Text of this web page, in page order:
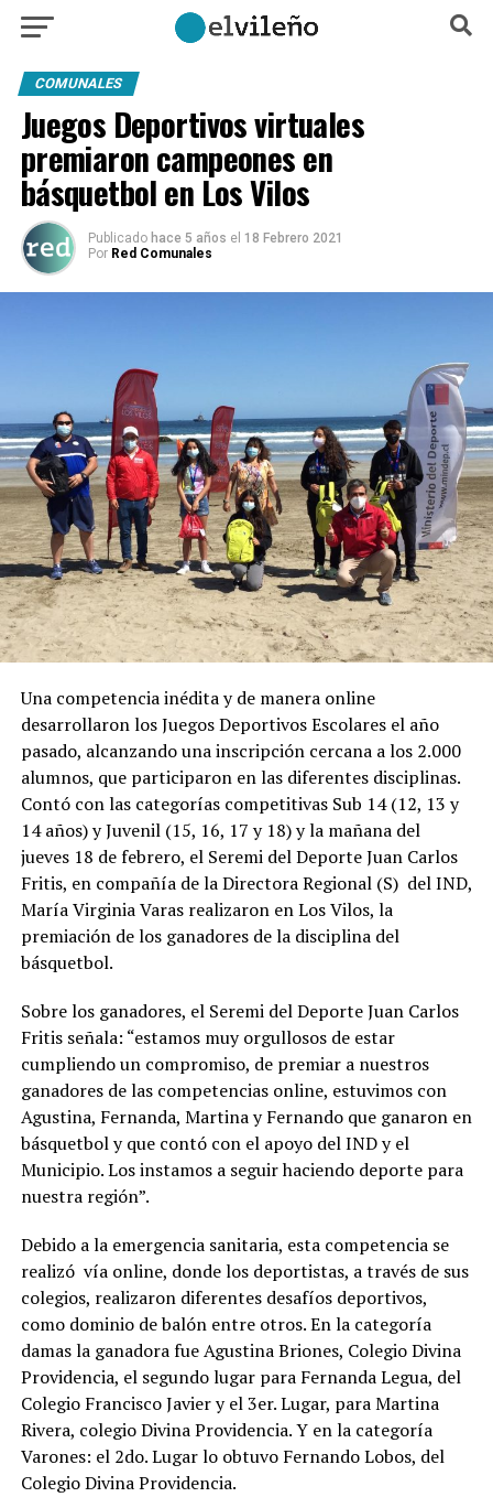
COMUNALES
Juegos Deportivos virtuales
premiaron campeones en
básquetbol en Los Vilos
Publicado hace 5 años el 18 Febrero 2021
Por Red Comunales
Una competencia inédita y de manera online
desarrollaron los Juegos Deportivos Escolares el año
pasado, alcanzando una inscripción cercana a los 2.000
alumnos, que participaron en las diferentes disciplinas.
Contó con las categorías competitivas Sub 14 (12, 13 y
14 años) y Juvenil (15, 16, 17 y 18) y la mañana del
jueves 18 de febrero, el Seremi del Deporte Juan Carlos
Fritis, en compañía de la Directora Regional (S) del IND,
María Virginia Varas realizaron en Los Vilos, la
premiación de los ganadores de la disciplina del
básquetbol.
Sobre los ganadores, el Seremi del Deporte Juan Carlos
Fritis señala: “estamos muy orgullosos de estar
cumpliendo un compromiso, de premiar a nuestros
ganadores de las competencias online, estuvimos con
Agustina, Fernanda, Martina y Fernando que ganaron en
básquetbol y que contó con el apoyo del IND y el
Municipio. Los instamos a seguir haciendo deporte para
nuestra región”.
Debido a la emergencia sanitaria, esta competencia se
realizó vía online, donde los deportistas, a través de sus
colegios, realizaron diferentes desafíos deportivos,
como dominio de balón entre otros. En la categoría
damas la ganadora fue Agustina Briones, Colegio Divina
Providencia, el segundo lugar para Fernanda Legua, del
Colegio Francisco Javier y el 3er. Lugar, para Martina
Rivera, colegio Divina Providencia. Y en la categoría
Varones: el 2do. Lugar lo obtuvo Fernando Lobos, del
Colegio Divina Providencia.